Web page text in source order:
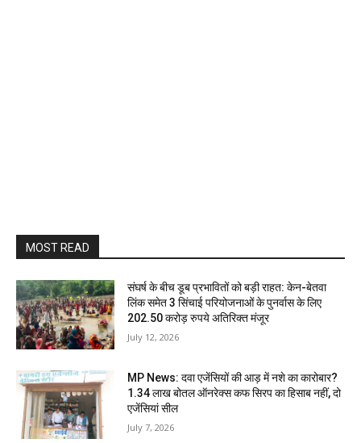
MOST READ
संघर्ष के बीच डूब प्रभावितों को बड़ी राहत: केन-बेतवा
लिंक समेत 3 सिंचाई परियोजनाओं के पुनर्वास के लिए
202.50 करोड़ रुपये अतिरिक्त मंजूर
July 12, 2026
MP News: दवा एजेंसियों की आड़ में नशे का कारोबार?
1.34 लाख बोतल ऑनरेक्स कफ सिरप का हिसाब नहीं, दो
एजेंसियां सील
July 7, 2026